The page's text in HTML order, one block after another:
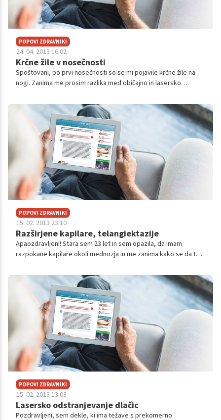
POPOVI ZDRAVNIKI
24. 04. 2013 16.02
Krčne žile v nosečnosti
Spoštovani, po prvi nosečnosti so se mi pojavile krčne žile na
nogi. Zanima me prosim razlika med običajno in lasersko
POPOVI ZDRAVNIKI
15. 02. 2013 23.10
Razširjene kapilare, telangiektazije
Apaozdravljeni! Stara sem 23 let in sem opazila, da imam
razpokane kapilare okoli mednozja in me zanima kako se da to
dlake v bikini prede...
POPOVI ZDRAVNIKI
15. 02. 2013 13.03
Lasersko odstranjevanje dlačic
Pozdravljeni, sem dekle, ki ima težave s prekomerno